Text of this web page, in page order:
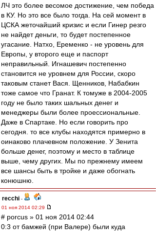
ЛЧ это более весомое достижение, чем победа
в КУ. Но это все было тогда. На сей момент в
ЦСКА жеточайший кризис и если Гинер резго
не найдет деньги, то будет постепенное
угасание. Натхо, Еременко - не уровень для
Европы, у второго еще и паспорт
неправильный. Игнашевич постепенно
становится не уровнем для России, скоро
таковым станет Вася. Щенников, Набабкин
тоже самое что Гранат. К томуже в 2004-2005
году не было таких шальных денег и
менеджеры были более проессиональные.
Даже в Спартаке. Но если говорить про
сегодня. то все клубы находятся примерно в
оинаково плачевном положение. У Зенита
больше денег, поэтому и место в таблице
выше, чему других. Мы по прежнему имеем
все шансы быть в тройке и даже обогнать
конюшню.
recchi -
01 ноя 2014 02:29
# porcus » 01 ноя 2014 02:44
0:3 от бамжей (при Валере) были куда